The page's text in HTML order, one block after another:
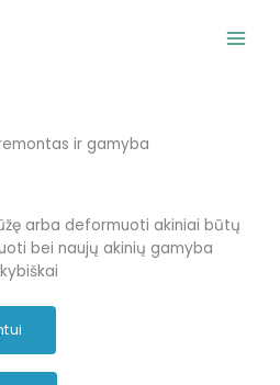
ir gamyba
arba deformuoti akiniai būtų
bei naujų akinių gamyba